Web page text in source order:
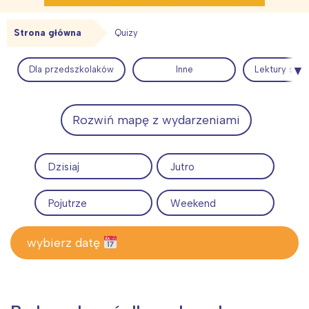
Strona główna Quizy
Dla przedszkolaków Inne Lektury
Rozwiń mapę z wydarzeniami
Dzisiaj Jutro
Pojutrze Weekend
wybierz datę
Interesują mnie wydarzenia z
tego regionu:
Warszawa
Łódź
Trójmiasto
Poznań
Wrocław
Śląsk
Kraków
Południe
Północ
Wszystkie